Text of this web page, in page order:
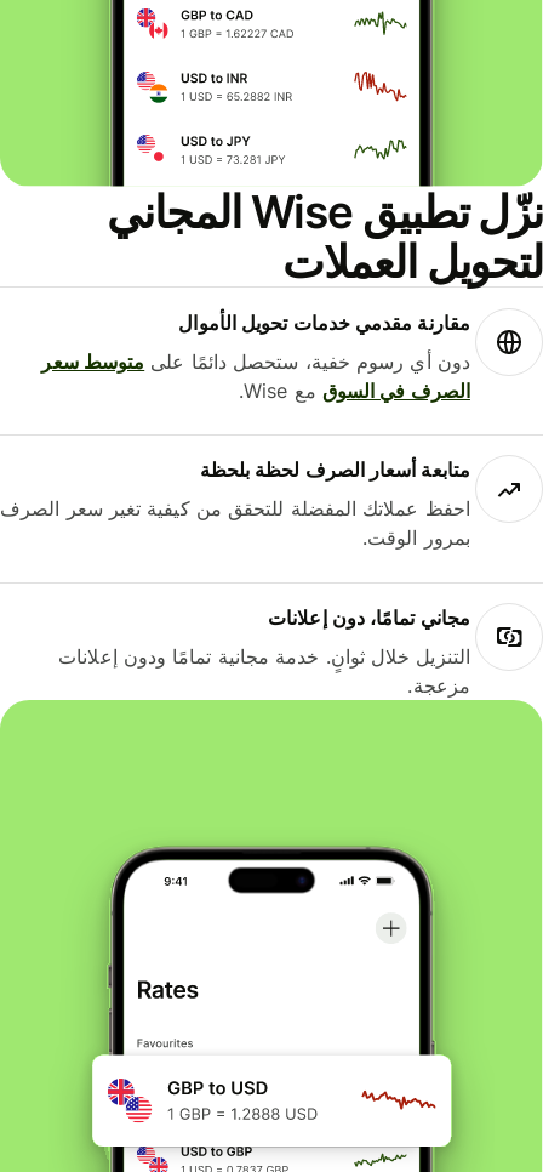
نزّل تطبيق Wise المجاني
العملات
مقارنة مقدمي خدمات تحويل الأموال
دون أي رسوم خفية، ستحصل دائمًا علىمتوسط ​​سعر
الصرف في السوقمع Wise.
متابعة أسعار الصرف لحظة بلحظة
احفظ عملاتك المفضلة للتحقق من كيفية تغير سعر الصرف
بمرور الوقت.
مجاني تمامًا، دون إعلانات
التنزيل خلال ثوانٍ. خدمة مجانية تمامًا ودون إعلانات
مزعجة.